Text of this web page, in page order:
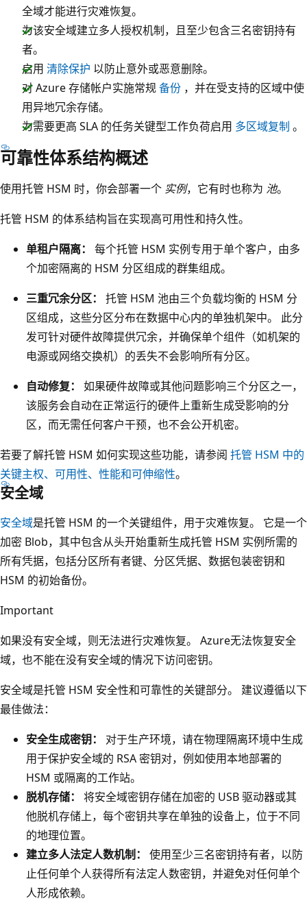
全域才能进行灾难恢复。
为该安全域建立多人授权机制，且至少包含三名密钥持有
者。
启用 清除保护 以防止意外或恶意删除。
对 Azure 存储帐户实施常规备份 ，并在受支持的区域中使
用异地冗余存储。
为需要更高 SLA 的任务关键型工作负荷启用 多区域复制 。
可靠性体系结构概述
使用托管 HSM 时，你会部署一个 实例，它有时也称为 池。
托管 HSM 的体系结构旨在实现高可用性和持久性。
单租户隔离：
每个托管 HSM 实例专用于单个客户，由多
个加密隔离的 HSM 分区组成的群集组成。
三重冗余分区：
托管 HSM 池由三个负载均衡的 HSM 分
区组成，这些分区分布在数据中心内的单独机架中。 此分
发可针对硬件故障提供冗余，并确保单个组件（如机架的
电源或网络交换机）的丢失不会影响所有分区。
自动修复：
如果硬件故障或其他问题影响三个分区之一，
该服务会自动在正常运行的硬件上重新生成受影响的分
区，而无需任何客户干预，也不会公开机密。
若要了解托管 HSM 如何实现这些功能，请参阅 托管 HSM 中的
关键主权、可用性、性能和可伸缩性。
安全域
安全域是托管 HSM 的一个关键组件，用于灾难恢复。 它是一个
加密 Blob，其中包含从头开始重新生成托管 HSM 实例所需的
所有凭据，包括分区所有者键、分区凭据、数据包装密钥和
HSM 的初始备份。
Important
如果没有安全域，则无法进行灾难恢复。 Azure无法恢复安全
域，也不能在没有安全域的情况下访问密钥。
安全域是托管 HSM 安全性和可靠性的关键部分。 建议遵循以下
最佳做法：
安全生成密钥：
对于生产环境，请在物理隔离环境中生成
用于保护安全域的 RSA 密钥对，例如使用本地部署的
HSM 或隔离的工作站。
脱机存储：
将安全域密钥存储在加密的 USB 驱动器或其
他脱机存储上，每个密钥共享在单独的设备上，位于不同
的地理位置。
建立多人法定人数机制：
使用至少三名密钥持有者，以防
止任何单个人获得所有法定人数密钥，并避免对任何单个
人形成依赖。